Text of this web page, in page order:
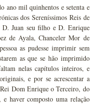
ano mil quinhentos e setenta e
dos Sereníssimos Reis de
Juan seu filho e D. Enrique
de Ayala, Chanceler Mor de
as pudesse imprimir sem
as que se hão imprimido
nelas capítulos inteiros, e
e por se acrescentar a
Dom Enrique o Terceiro, do
haver composto uma relação